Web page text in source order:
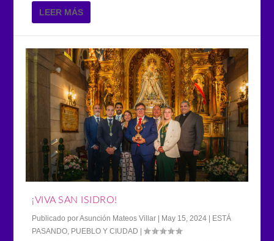
LEER MÁS
¡VIVA SAN ISIDRO!
Publicado porAsunción Mateos Villar | May 15, 2024 | ESTÁ
PASANDO PUEBLO Y CIUDAD |